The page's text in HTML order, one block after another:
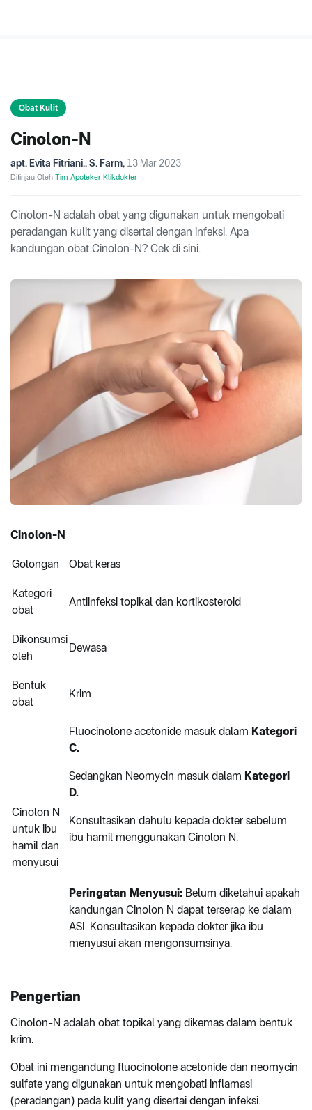
Obat Kulit
Cinolon-N
apt. Evita Fitriani., S. Farm, 13 Mar 2023
Ditinjau Oleh Tim Apoteker Klikdokter
Cinolon-N adalah obat yang digunakan untuk mengobati
peradangan kulit yang disertai dengan infeksi. Apa
kandungan obat Cinolon-N? Cek di sini.
Cinolon-N
Golongan Obat keras
Kategori
obat
Antiinfeksi topikal dan kortikosteroid
Dikonsumsi
oleh
Dewasa
Bentuk
obat
Krim
Cinolon N
untuk ibu
hamil dan
menyusui
Fluocinolone acetonide masuk dalam Kategori
C.
Sedangkan Neomycin masuk dalam Kategori
D.
Konsultasikan dahulu kepada dokter sebelum
ibu hamil menggunakan Cinolon N.
Peringatan Menyusui: Belum diketahui apakah
kandungan Cinolon N dapat terserap ke dalam
ASI. Konsultasikan kepada dokter jika ibu
menyusui akan mengonsumsinya.
Pengertian
Cinolon-N adalah obat topikal yang dikemas dalam bentuk
krim.
Obat ini mengandung fluocinolone acetonide dan neomycin
sulfate yang digunakan untuk mengobati inflamasi
(peradangan) pada kulit yang disertai dengan infeksi.